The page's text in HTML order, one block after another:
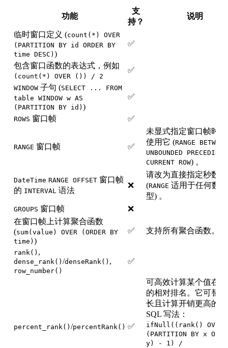
功能
支
持？
说明
临时窗口定义 (count(*) OVER
(PARTITION BY id ORDER BY
time DESC) )
✅
包含窗口函数的表达式，例如
(count(*) OVER ()) / 2
✅
WINDOW 子句 (SELECT ... FROM
table WINDOW w AS
(PARTITION BY id) )
✅
ROWS 窗口帧 ✅
RANGE 窗口帧 ✅
未显式指定窗口帧时
使用它 (RANGE BETWEEN
UNBOUNDED PRECEDING
CURRENT ROW) 。
DateTime RANGE OFFSET 窗口帧
的 INTERVAL 语法
❌
请改为直接指定秒数
(RANGE 适用于任何数
型) 。
GROUPS 窗口帧
❌
在窗口帧上计算聚合函数
(sum(value) OVER (ORDER BY
time) )
✅ 支持所有聚合函数。
rank() ,
dense_rank() /denseRank() ,
row_number()
✅
percent_rank() /percentRank() ✅
可高效计算某个值在
的相对排名。它可替
长且计算开销更高的
SQL 写法：
ifNull((rank() OVER
(PARTITION BY x
y) - 1) /